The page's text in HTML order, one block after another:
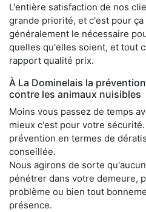
L'entière satisfaction de nos
grande priorité, et c'est pour
généralement le nécessaire
quelles qu'elles soient, et tout
rapport qualité prix.
À La Dominelais la
contre les animaux nuisibles
Moins vous passez de temps
mieux c'est pour votre
prévention en termes de
conseillée.
Nous agirons de sorte
pénétrer dans votre demeure,
problème ou bien tout
présence.